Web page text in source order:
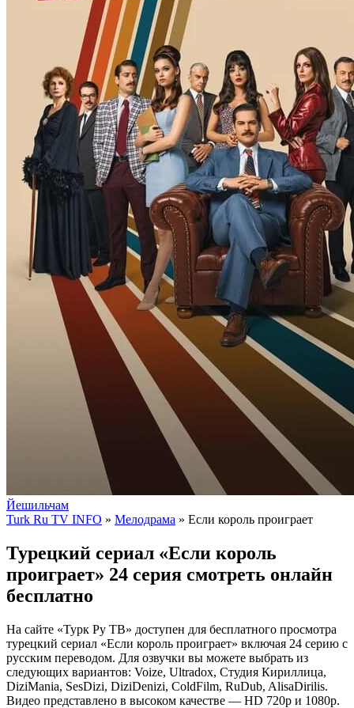
Йешильчам
Turk Ru TV INFO » Мелодрама » Если король проиграет
Турецкий сериал «Если король
проиграет» 24 серия смотреть онлайн
бесплатно
На сайте «Турк Ру ТВ» доступен для бесплатного просмотра
турецкий сериал «Если король проиграет» включая 24 серию с
русским переводом. Для озвучки вы можете выбрать из
следующих вариантов: Voize, Ultradox, Студия Кириллица,
DiziMania, SesDizi, DiziDenizi, ColdFilm, RuDub, AlisaDirilis.
Видео представлено в высоком качестве — HD 720p и 1080p.